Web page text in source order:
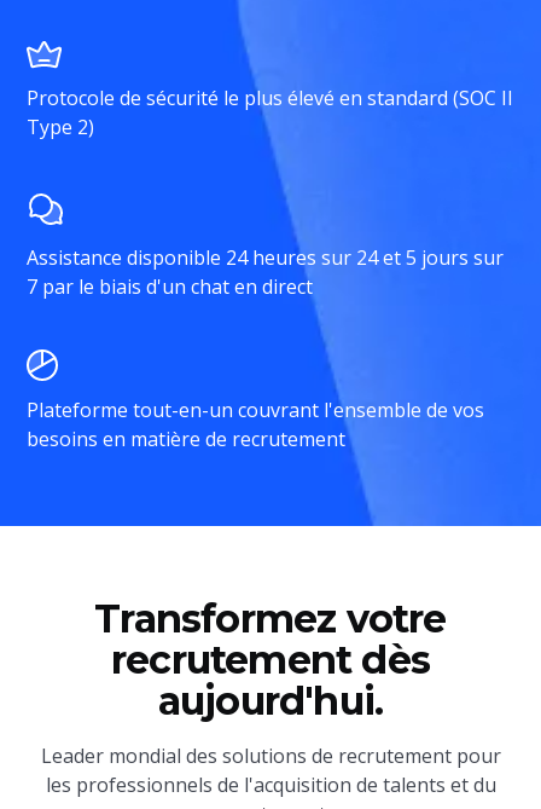
Protocole de sécurité le plus élevé en standard (SOC II
Type 2)
Assistance disponible 24 heures sur 24 et 5 jours sur
7 par le biais d'un chat en direct
Plateforme tout-en-un couvrant l'ensemble de vos
besoins en matière de recrutement
Transformez votre
recrutement dès
aujourd'hui.
Leader mondial des solutions de recrutement pour
les professionnels de l'acquisition de talents et du